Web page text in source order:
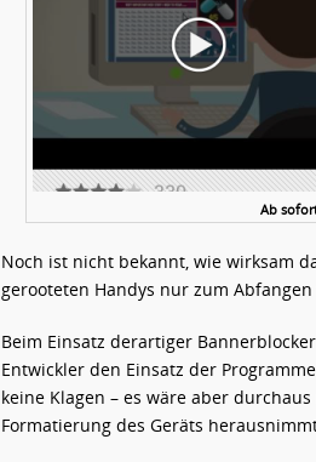
Ab
Noch ist nicht bekannt, wie wirksam
gerooteten Handys nur zum
Beim Einsatz derartiger
Entwickler den Einsatz der
keine Klagen – es wäre aber
Formatierung des Geräts